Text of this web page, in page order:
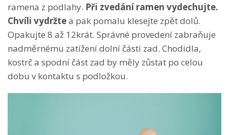
ramena z podlahy. Při zvedání ramen vydechujte.
Chvíli vydržtea pak pomalu klesejte zpět dolů.
Opakujte 8 až 12krát. Správné provedení zabraňuje
nadměrnému zatížení dolní části zad. Chodidla,
kostrč a spodní část zad by měly zůstat po celou
dobu v kontaktu s podložkou.